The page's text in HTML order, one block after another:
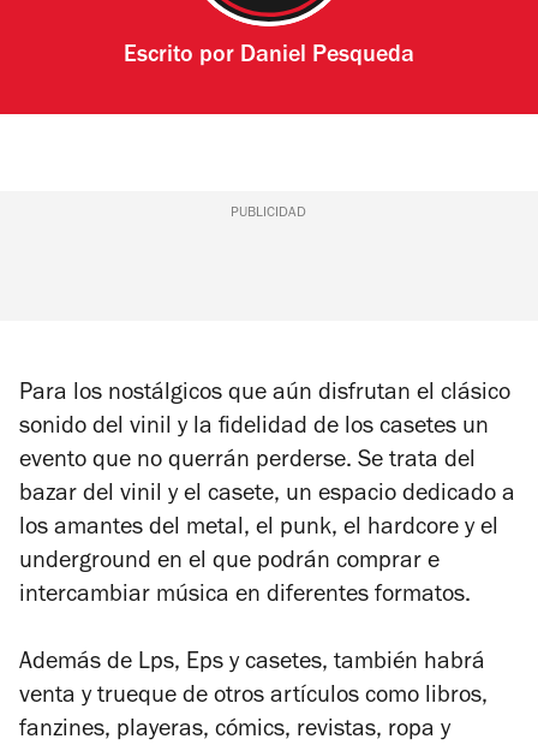
Escrito por Daniel Pesqueda
PUBLICIDAD
Para los nostálgicos que aún disfrutan el clásico
sonido del vinil y la fidelidad de los casetes un
evento que no querrán perderse. Se trata del
bazar del vinil y el casete, un espacio dedicado a
los amantes del metal, el punk, el hardcore y el
underground en el que podrán comprar e
intercambiar música en diferentes formatos.
Además de Lps, Eps y casetes, también habrá
venta y trueque de otros artículos como libros,
fanzines, playeras, cómics, revistas, ropa y